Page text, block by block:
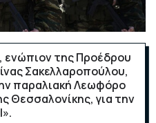
ενώπιον της Προέδρου
Σακελλαροπούλου,
παραλιακή Λεωφόρο
Θεσσαλονίκης, για την